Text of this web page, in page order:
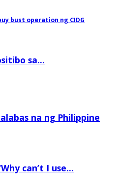
bust operation ng CIDG
sa...
na ng Philippine
can’t I use...